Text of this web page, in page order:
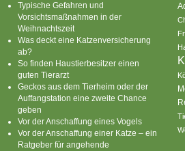
Typische Gefahren und
Vorsichtsmaßnahmen in der
Weihnachtszeit
Was deckt eine Katzenversicherung
ab?
So finden Haustierbesitzer einen
guten Tierarzt
Geckos aus dem Tierheim oder der
Auffangstation eine zweite Chance
geben
Vor der Anschaffung eines Vogels
Vor der Anschaffung einer Katze – ein
Ratgeber für angehende